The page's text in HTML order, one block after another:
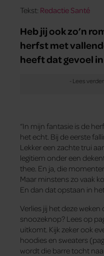
Tekst: Redactie Santé
Heb jij ook zo’n
herfst met
heeft dat gevoel
“In mijn fantasie is de
het echt. Bij de eerste
Lekker een zachte trui
legitiem onder een
thee. En ja, die
Maar minstens zo vaak
En dan dat opstaan in
Verlies jij het deze
snoozeknop? Lees op
uitkomt. Kijk zeker ook
hoodies en sweaters
wordt die barre tocht